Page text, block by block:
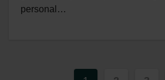
personal…